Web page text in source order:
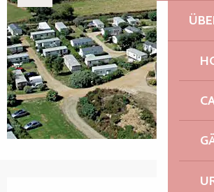
Öffnungszeiten & Kontaktdaten